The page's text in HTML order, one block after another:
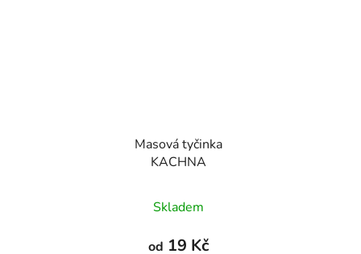
Masová tyčinka
KACHNA
hodnocení
produktu
Skladem
od 19 Kč